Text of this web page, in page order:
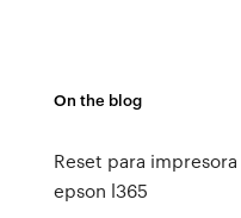
On the blog
Reset para impresora
epson l365